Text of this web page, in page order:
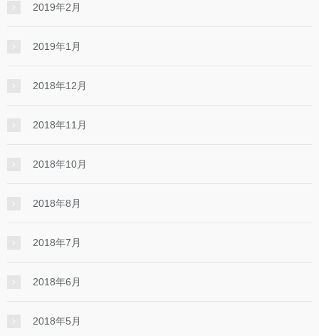
2019年2月
2019年1月
2018年12月
2018年11月
2018年10月
2018年8月
2018年7月
2018年6月
2018年5月